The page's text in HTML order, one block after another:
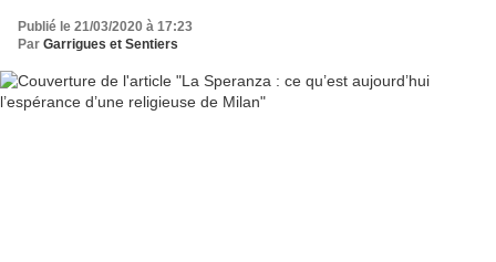
Publié le 21/03/2020 à 17:23
Par Garrigues et Sentiers